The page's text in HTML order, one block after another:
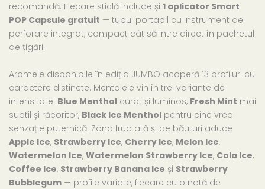
recomandă. Fiecare sticlă include și 1 aplicator Smart
POP Capsule gratuit — tubul portabil cu instrument de
perforare integrat, compact cât să intre direct în pachetul
de țigări.
Aromele disponibile în ediția JUMBO acoperă 13 profiluri cu
caractere distincte. Mentolele vin în trei variante de
intensitate: Blue Menthol curat și luminos, Fresh Mint mai
subtil și răcoritor, Black Ice Menthol pentru cine vrea
senzație puternică. Zona fructată și de băuturi aduce
Apple Ice, Strawberry Ice, Cherry Ice, Melon Ice,
Watermelon Ice, Watermelon Strawberry Ice, Cola Ice,
Coffee Ice, Strawberry Banana Ice și Strawberry
Bubblegum — profile variate, fiecare cu o notă de